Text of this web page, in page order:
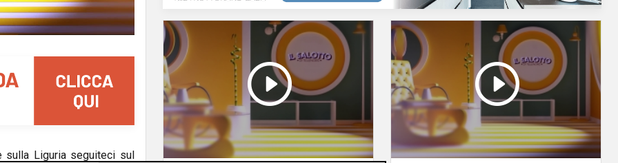
sulla Liguria seguiteci sul